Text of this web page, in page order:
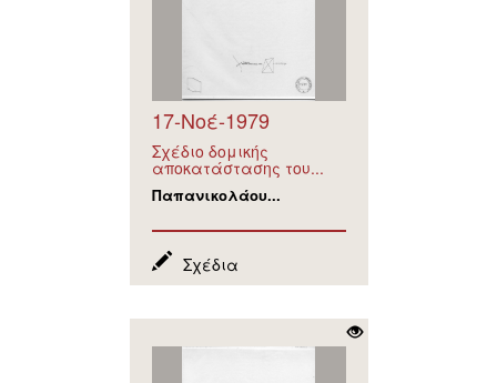
17-Νοέ-1979
Σχέδιο δομικής
αποκατάστασης του...
Παπανικολάου...
Σχέδια